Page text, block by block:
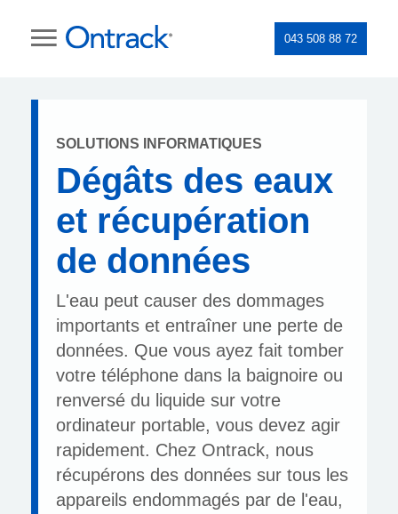
043 508 88 72
SOLUTIONS INFORMATIQUES
Dégâts des eaux
et récupération
de données
L'eau peut causer des dommages
importants et entraîner une perte de
données. Que vous ayez fait tomber
votre téléphone dans la baignoire ou
renversé du liquide sur votre
ordinateur portable, vous devez agir
rapidement. Chez Ontrack, nous
récupérons des données sur tous les
appareils endommagés par de l'eau,